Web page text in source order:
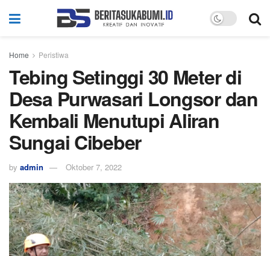
Home Peristiwa
Tebing Setinggi 30 Meter di
Desa Purwasari Longsor dan
Kembali Menutupi Aliran
Sungai Cibeber
by admin Oktober 7, 2022